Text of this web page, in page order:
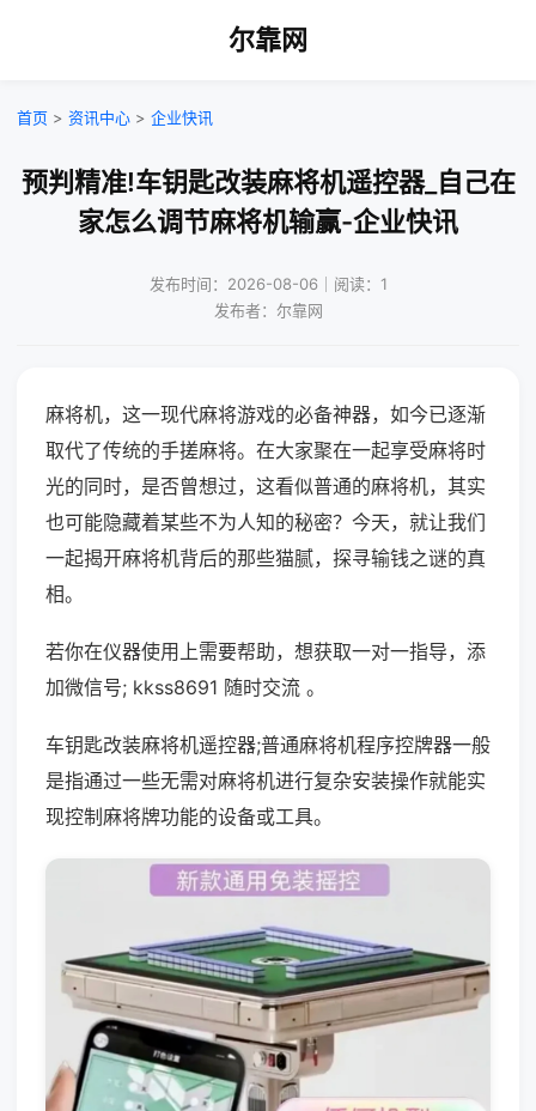
尔靠网
首页 > 资讯中心 > 企业快讯
预判精准!车钥匙改装麻将机遥控器_自己在
家怎么调节麻将机输赢-企业快讯
发布时间：2026-08-06｜阅读：1
发布者：尔靠网
麻将机，这一现代麻将游戏的必备神器，如今已逐渐
取代了传统的手搓麻将。在大家聚在一起享受麻将时
光的同时，是否曾想过，这看似普通的麻将机，其实
也可能隐藏着某些不为人知的秘密？今天，就让我们
一起揭开麻将机背后的那些猫腻，探寻输钱之谜的真
相。
若你在仪器使用上需要帮助，想获取一对一指导，添
加微信号; kkss8691 随时交流 。
车钥匙改装麻将机遥控器;普通麻将机程序控牌器一般
是指通过一些无需对麻将机进行复杂安装操作就能实
现控制麻将牌功能的设备或工具。